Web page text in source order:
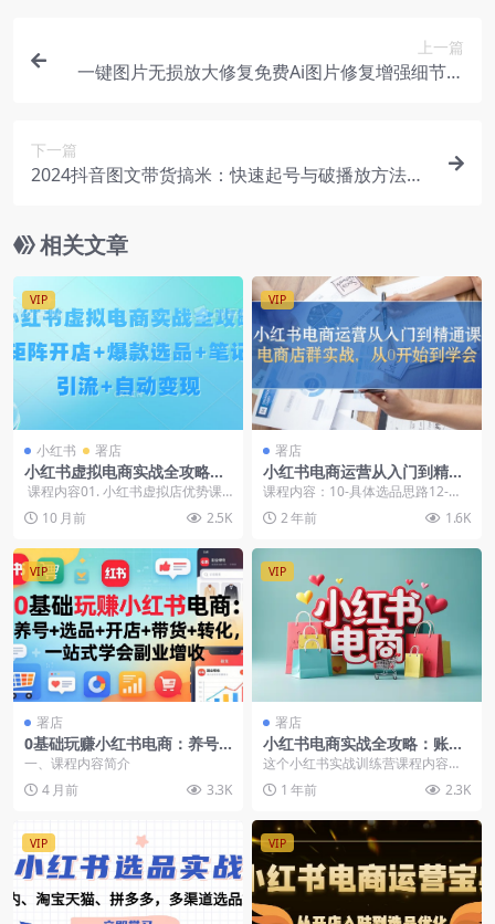
上一篇
一键图片无损放大修复免费Ai图片修复增强细节工
下一篇
2024抖音图文带货搞米：快速起号与破播放方法，
相关文章
VIP
小红书 署店
小红书虚拟电商实战全攻略：
矩阵开店+爆款选品+笔记引流
+自动变现
课程内容01. 小红书虚拟店优势课
程02. 注册开店课程03. 矩阵...
10 月前 2.5K
VIP
署店
小红书电商运营从入门到精通
课，电商店群实战，从0开始
到学会
课程内容：10-具体选品思路12-如
何规避笔记违规风险14-客服系统的
具体设置1...
2 年前 1.6K
VIP
署店
0基础玩赚小红书电商：养号
+选品+开店+带货+转化，从开
一、课程内容简介
4 月前
3.3K
VIP
署店
小红书电商实战全攻略：账号
打造、内容创作、流量获取与
这个小红书实战训练营课程内容非
常全面，从账号打造、电商玩法、
内容创作、流量获取、...
1 年前 2.3K
VIP VIP